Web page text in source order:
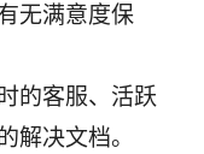
无满意度保
的客服、活跃
解决文档。